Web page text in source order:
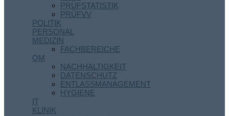
PRÜFSTATISTIK
PRÜFVV
POLITIK
PERSONAL
MEDIZIN
FACHBEREICHE
QM
NACHHALTIGKEIT
DATENSCHUTZ
ENTLASSMANAGEMENT
HYGIENE
IT
KLINIK